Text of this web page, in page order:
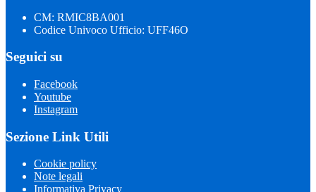
CM: RMIC8BA001
Codice Univoco Ufficio: UFF46O
Seguici su
Facebook
Youtube
Instagram
Sezione Link Utili
Cookie policy
Note legali
Informativa Privacy